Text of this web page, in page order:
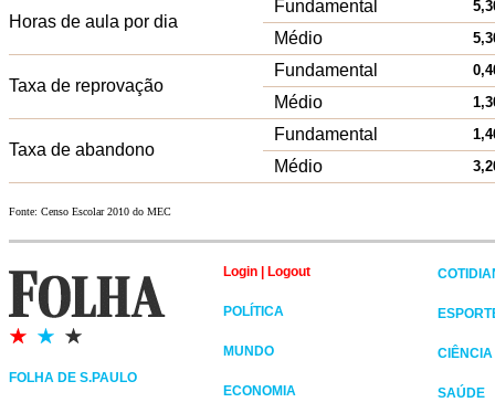
Horas de aula por dia
Fundamental
Médio
Taxa de reprovação
Fundamental
Médio
Taxa de abandono
Fundamental
Médio
Fonte: Censo Escolar 2010 do MEC
FOLHA DE S.PAULO
Login Logout
POLÍTICA
MUNDO
ECONOMIA
CIÊNCIA
SAÚDE